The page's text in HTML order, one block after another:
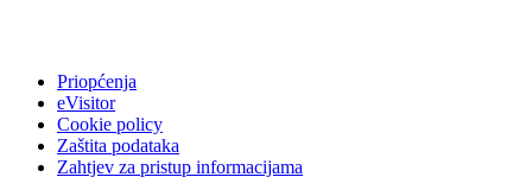
Priopćenja
eVisitor
Cookie policy
Zaštita podataka
Zahtjev za pristup informacijama